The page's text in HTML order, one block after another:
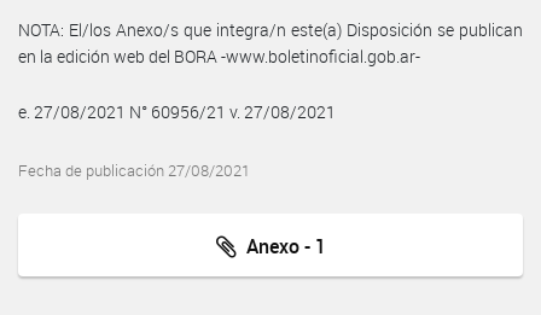
NOTA: El/los Anexo/s que integra/n este(a) Disposición se publican
en la edición web del BORA -www.boletinoficial.gob.ar-
e. 27/08/2021 N° 60956/21 v. 27/08/2021
Fecha de publicación 27/08/2021
Anexo - 1